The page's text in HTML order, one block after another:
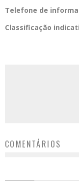
Telefone de
Classificação
COMENTÁRIOS